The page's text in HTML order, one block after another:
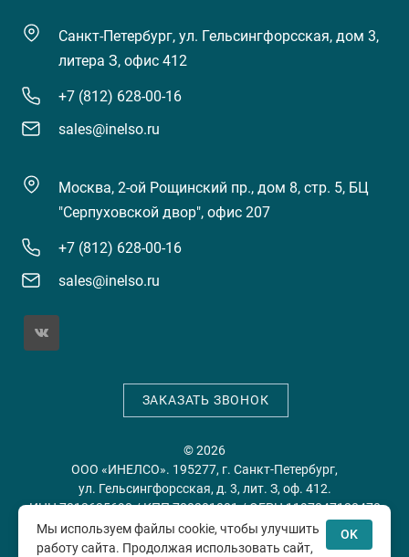
Санкт-Петербург, ул. Гельсингфорсская, дом 3,
литера З, офис 412
+7 (812) 628-00-16
sales@inelso.ru
Москва, 2-ой Рощинский пр., дом 8, стр. 5, БЦ
"Серпуховской двор", офис 207
+7 (812) 628-00-16
sales@inelso.ru
ЗАКАЗАТЬ ЗВОНОК
© 2026
ООО «ИНЕЛСО». 195277, г. Санкт-Петербург,
ул. Гельсингфорсская, д. 3, лит. З, оф. 412.
ИНН 7813635698 / КПП 780201001 / ОГРН 1197847128478
Мы используем файлы cookie, чтобы улучшить
работу сайта. Продолжая использовать сайт,
OK